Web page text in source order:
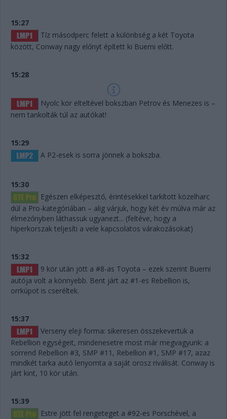
15:27
Tíz másodperc felett a különbség a két Toyota
között, Conway nagy előnyt épített ki Buemi előtt.
15:28
Nyolc kör elteltével bokszban Petrov és Menezes is –
nem tankolták túl az autókat!
15:29
A P2-esek is sorra jönnek a bokszba.
15:30
Egészen elképesztő, érintésekkel tarkított közelharc
dúl a Pro-kategóriában – alig várjuk, hogy két év múlva már az
élmezőnyben láthassuk ugyanezt... (feltéve, hogy a
hiperkorszak teljesíti a vele kapcsolatos várakozásokat)
15:32
9 kör után jött a #8-as Toyota – ezek szerint Buemi
autója volt a könnyebb. Bent járt az #1-es Rebellion is,
orrkúpot is cseréltek.
15:37
Verseny eleji forma: sikeresen összekevertük a
Rebellion egységeit, mindenesetre most már megvagyunk: a
sorrend Rebellion #3, SMP #11, Rebellion #1, SMP #17, azaz
mindkét tarka autó lenyomta a saját orosz riválisát. Conway is
járt kint, 10 kör után.
15:39
Estre jött fel rengeteget a #92-es Porschével, a